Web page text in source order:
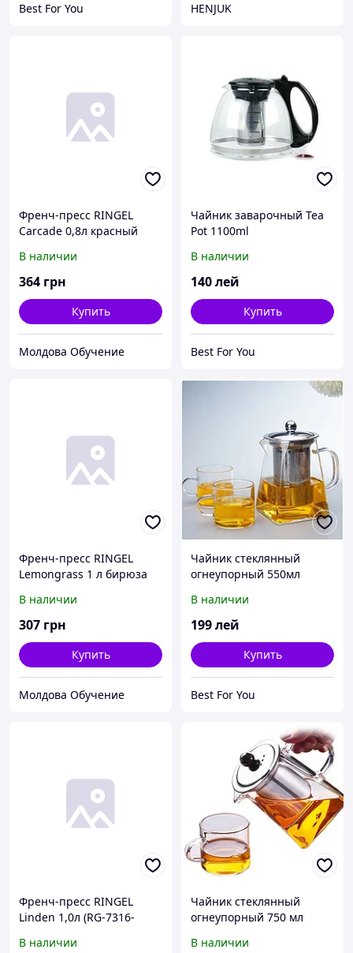
Best For You HENJUK
Френч-пресс RINGEL
Сarcade 0,8л красный
В наличии
364 грн
Купить
Молдова Обучение
Чайник заварочный Tea
Pot 1100ml
В наличии
140лей
Купить
Best For You
Френч-пресс RINGEL
Lemongrass 1 л бирюза
В наличии
307 грн
Купить
Молдова Обучение
Чайник стеклянный
огнеупорный 550мл
В наличии
199лей
Купить
Best For You
Френч-пресс RINGEL
Linden 1,0л (RG-7316-
В наличии
Чайник стеклянный
огнеупорный 750 мл
В наличии